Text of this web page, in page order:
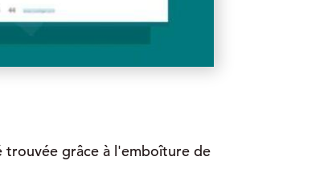
trouvée grâce à l'emboîture de